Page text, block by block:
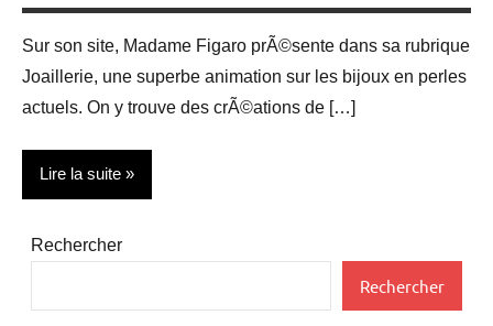
Sur son site, Madame Figaro prÃ©sente dans sa rubrique
Joaillerie, une superbe animation sur les bijoux en perles
actuels. On y trouve des crÃ©ations de […]
Lire la suite
Bijoux
Rechercher
Rechercher